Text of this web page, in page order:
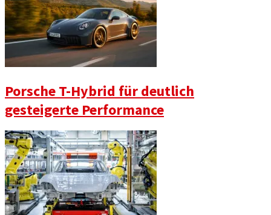
Porsche T-Hybrid für deutlich
gesteigerte Performance